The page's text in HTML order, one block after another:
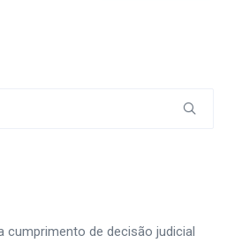
cumprimento de decisão judicial